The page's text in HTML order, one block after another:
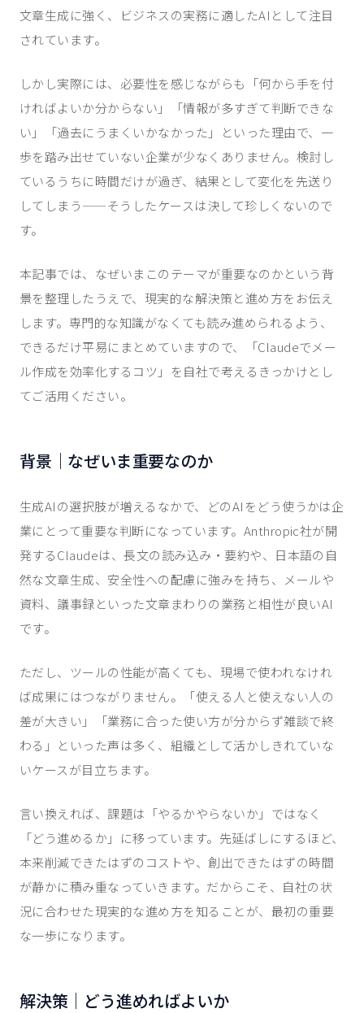
文章生成に強く、ビジネスの実務に適したAIとして注目
されています。
しかし実際には、必要性を感じながらも「何から手を付
ければよいか分からない」「情報が多すぎて判断できな
い」「過去にうまくいかなかった」といった理由で、一
歩を踏み出せていない企業が少なくありません。検討し
ているうちに時間だけが過ぎ、結果として変化を先送り
してしまう——そうしたケースは決して珍しくないので
す。
本記事では、なぜいまこのテーマが重要なのかという背
景を整理したうえで、現実的な解決策と進め方をお伝え
します。専門的な知識がなくても読み進められるよう、
できるだけ平易にまとめていますので、「Claudeでメー
ル作成を効率化するコツ」を自社で考えるきっかけとし
てご活用ください。
背景｜なぜいま重要なのか
生成AIの選択肢が増えるなかで、どのAIをどう使うかは企
業にとって重要な判断になっています。Anthropic社が開
発するClaudeは、長文の読み込み・要約や、日本語の自
然な文章生成、安全性への配慮に強みを持ち、メールや
資料、議事録といった文章まわりの業務と相性が良いAI
です。
ただし、ツールの性能が高くても、現場で使われなけれ
ば成果にはつながりません。「使える人と使えない人の
差が大きい」「業務に合った使い方が分からず雑談で終
わる」といった声は多く、組織として活かしきれていな
いケースが目立ちます。
言い換えれば、課題は「やるかやらないか」ではなく
「どう進めるか」に移っています。先延ばしにするほど、
本来削減できたはずのコストや、創出できたはずの時間
が静かに積み重なっていきます。だからこそ、自社の状
況に合わせた現実的な進め方を知ることが、最初の重要
な一歩になります。
解決策｜どう進めればよいか